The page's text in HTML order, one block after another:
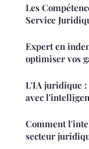
Les
Service
Expert en
optimiser vos
L'IA juridique
avec
Comment
secteur